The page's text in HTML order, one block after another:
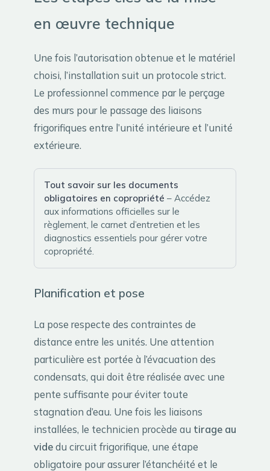
en œuvre technique
Une fois l’autorisation obtenue et le matériel
choisi, l’installation suit un protocole strict.
Le professionnel commence par le perçage
des murs pour le passage des liaisons
frigorifiques entre l’unité intérieure et l’unité
extérieure.
Tout savoir sur les documents
obligatoires en copropriété – Accédez
aux informations officielles sur le
règlement, le carnet d’entretien et les
diagnostics essentiels pour gérer votre
copropriété.
Planification et pose
La pose respecte des contraintes de
distance entre les unités. Une attention
particulière est portée à l’évacuation des
condensats, qui doit être réalisée avec une
pente suffisante pour éviter toute
stagnation d’eau. Une fois les liaisons
installées, le technicien procède au tirage au
videdu circuit frigorifique, une étape
obligatoire pour assurer l’étanchéité et le